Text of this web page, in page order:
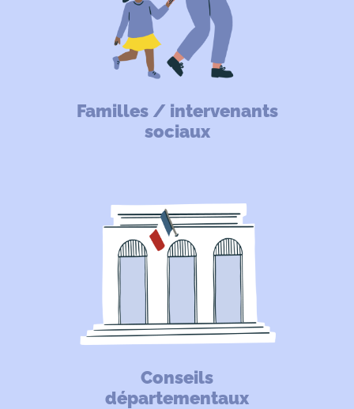
Familles / intervenants
sociaux
Conseils
départementaux